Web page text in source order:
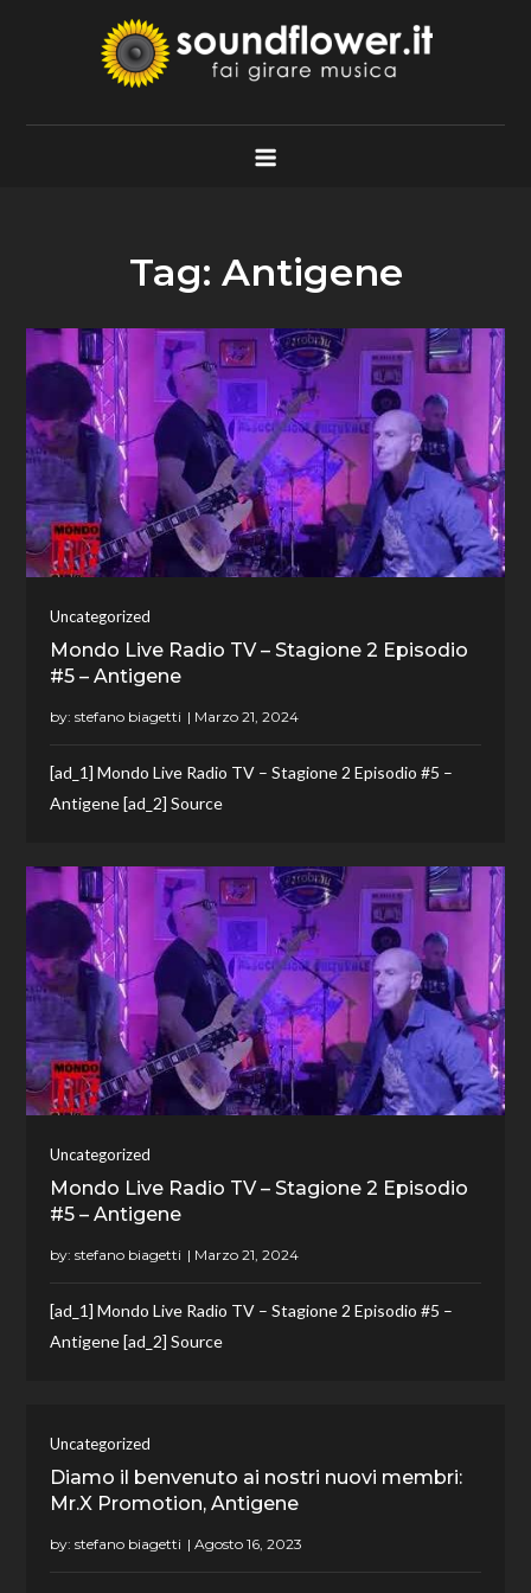
Soundflower.it
Fai Girare Musica
Tag: Antigene
Uncategorized
Mondo Live Radio TV – Stagione 2 Episodio
#5 – Antigene
by:stefano biagetti
[ad_1] Mondo Live Radio TV – Stagione 2 Episodio #5 –
Antigene [ad_2] Source
Uncategorized
Mondo Live Radio TV – Stagione 2 Episodio
#5 – Antigene
by:stefano biagetti
[ad_1] Mondo Live Radio TV – Stagione 2 Episodio #5 –
Antigene [ad_2] Source
Uncategorized
Diamo il benvenuto ai nostri nuovi membri:
Mr.X Promotion, Antigene
by:stefano biagetti